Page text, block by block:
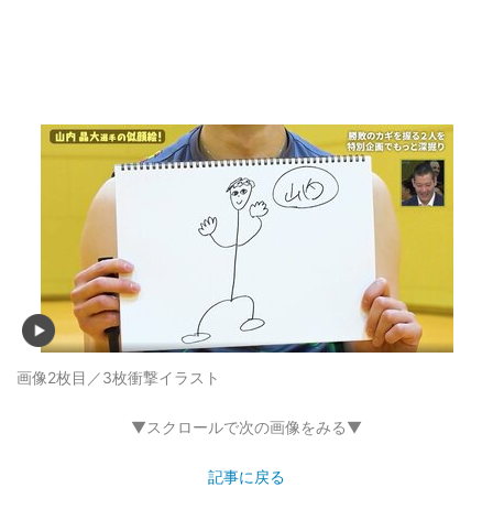
画像2枚目／3枚衝撃イラスト
▼スクロールで次の画像をみる▼
記事に戻る